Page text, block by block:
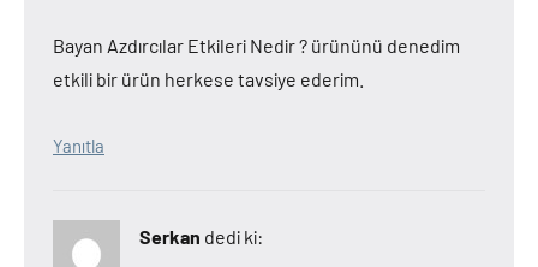
Bayan Azdırcılar Etkileri Nedir ? ürününü denedim
etkili bir ürün herkese tavsiye ederim.
Yanıtla
Serkan dedi ki: